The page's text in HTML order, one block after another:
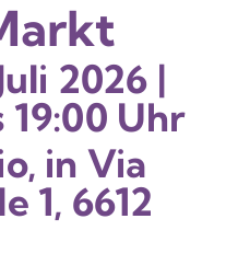
2026 |
19:00 Uhr
in Via
1, 6612